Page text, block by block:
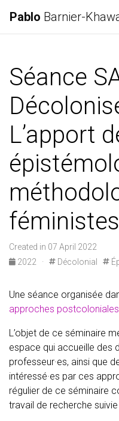
Pablo Barnier-
Séance
L’apport
féministes
Created in 07 April 2022
2022
· Décolonial
Une séance organisée
approches postcoloniales
L’objet de ce séminaire
espace qui accueille des
professeur·es, ainsi que
intéressé·es par ces
régulier de ce séminaire
travail de recherche suivie